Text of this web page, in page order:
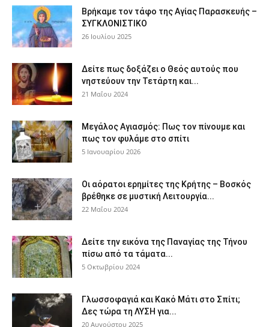
Βρήκαμε τον τάφο της Αγίας Παρασκευής –
ΣΥΓΚΛΟΝΙΣΤΙΚΟ
26 Ιουλίου 2025
Δείτε πως δοξάζει ο Θεός αυτούς που
νηστεύουν την Τετάρτη και...
21 Μαΐου 2024
Μεγάλος Αγιασμός: Πως τον πίνουμε και
πως τον φυλάμε στο σπίτι
5 Ιανουαρίου 2026
Οι αόρατοι ερημίτες της Κρήτης – Βοσκός
βρέθηκε σε μυστική Λειτουργία...
22 Μαΐου 2024
Δείτε την εικόνα της Παναγίας της Τήνου
πίσω από τα τάματα...
5 Οκτωβρίου 2024
Γλωσσοφαγιά και Κακό Μάτι στο Σπίτι;
Δες τώρα τη ΛΥΣΗ για...
20 Αυγούστου 2025